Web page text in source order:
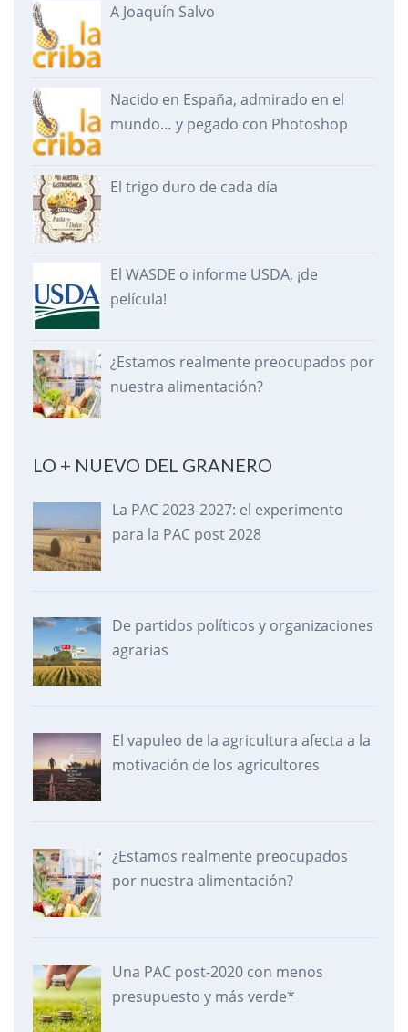
A Joaquín Salvo
Nacido en España, admirado en el
mundo… y pegado con Photoshop
El trigo duro de cada día
El WASDE o informe USDA, ¡de
película!
¿Estamos realmente preocupados por
nuestra alimentación?
LO + NUEVO DEL GRANERO
La PAC 2023-2027: el experimento
para la PAC post 2028
De partidos políticos y organizaciones
agrarias
El vapuleo de la agricultura afecta a la
motivación de los agricultores
¿Estamos realmente preocupados
por nuestra alimentación?
Una PAC post-2020 con menos
presupuesto y más verde*